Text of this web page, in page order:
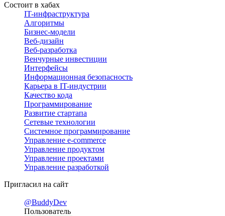
Состоит в хабах
IT-инфраструктура
Алгоритмы
Бизнес-модели
Веб-дизайн
Веб-разработка
Венчурные инвестиции
Интерфейсы
Информационная безопасность
Карьера в IT-индустрии
Качество кода
Программирование
Развитие стартапа
Сетевые технологии
Системное программирование
Управление e-commerce
Управление продуктом
Управление проектами
Управление разработкой
Пригласил на сайт
@BuddyDev
Пользователь